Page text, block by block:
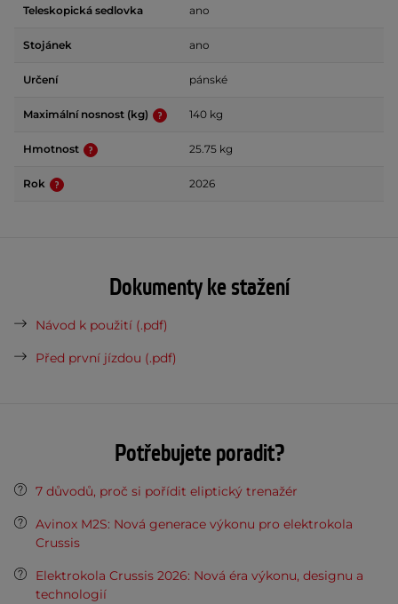
Teleskopická sedlovka ano
Stojánek ano
Určení pánské
Maximální nosnost (kg) 140 kg
Hmotnost 25.75 kg
Rok 2026
Dokumenty ke stažení
Návod k použití (.pdf)
Před první jízdou (.pdf)
Potřebujete poradit?
7 důvodů, proč si pořídit eliptický trenažér
Avinox M2S: Nová generace výkonu pro elektrokola
Crussis
Elektrokola Crussis 2026: Nová éra výkonu, designu a
technologií